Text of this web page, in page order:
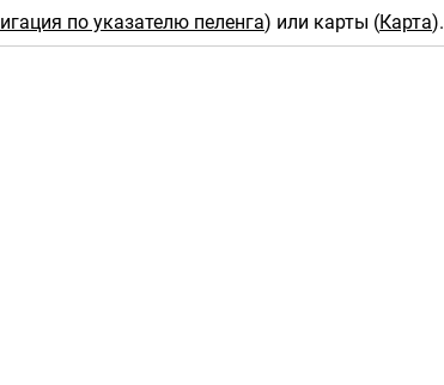
по указателю пеленга) или карты (Карта).